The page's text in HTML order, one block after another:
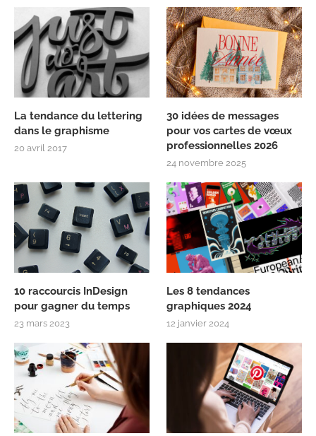
La tendance du lettering
dans le graphisme
20 avril 2017
30 idées de messages
pour vos cartes de vœux
professionnelles 2026
24 novembre 2025
10 raccourcis InDesign
pour gagner du temps
23 mars 2023
Les 8 tendances
graphiques 2024
12 janvier 2024